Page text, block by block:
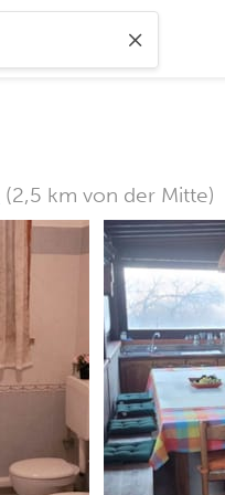
(2,5 km von der Mitte)